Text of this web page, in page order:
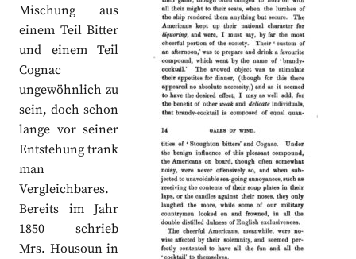
Mischung aus
einem Teil Bitter
und einem Teil
Cognac
ungewöhnlich zu
sein, doch schon
lange vor seiner
Entstehung trank
man
Vergleichbares.
Bereits im Jahr
1850 schrieb
Mrs. Housoun in